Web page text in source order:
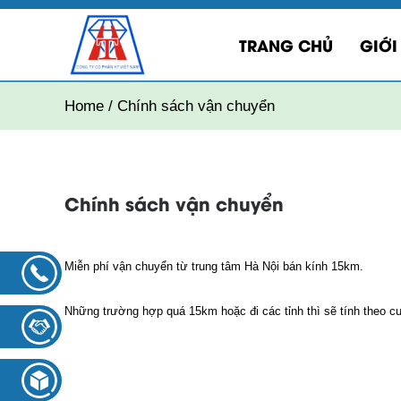
TRANG CHỦ GIỚI
Home / Chính sách vận chuyển
Chính sách vận chuyển
Miễn phí vận chuyển từ trung tâm Hà Nội bán kính 15km.
Những trường hợp quá 15km hoặc đi các tỉnh thì sẽ tính theo